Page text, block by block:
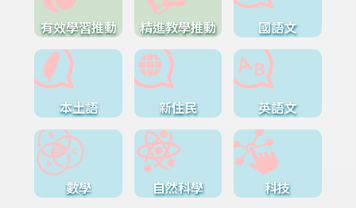
有效學習推動 精進教學推動 國語文
本土語 新住民 英語文
數學 自然科學 科技